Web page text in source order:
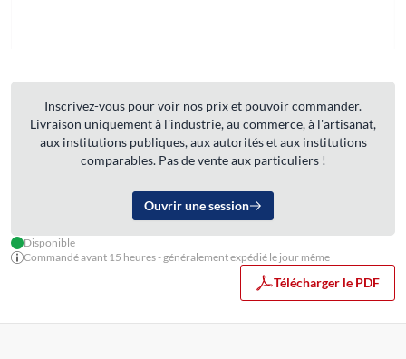
Inscrivez-vous pour voir nos prix et pouvoir commander.
Livraison uniquement à l'industrie, au commerce, à l'artisanat,
aux institutions publiques, aux autorités et aux institutions
comparables. Pas de vente aux particuliers !
Ouvrir une session
Disponible
Commandé avant 15 heures - généralement expédié le jour même
Télécharger le PDF